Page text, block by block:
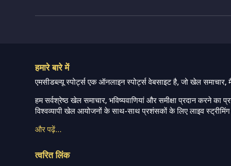
हमारे बारे में
एमसीडब्ल्यू स्पोर्ट्स एक ऑनलाइन स्पोर्ट्स वेबसाइट है, जो खेल समाचार,
हम सर्वश्रेष्ठ खेल समाचार, भविष्यवाणियां और समीक्षा प्रदान करने
विश्वव्यापी खेल आयोजनों के साथ-साथ प्रशंसकों के लिए लाइव स्ट्रीमिंग
और पढ़ें…
त्वरित लिंक